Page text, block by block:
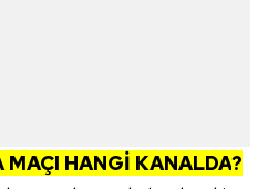
HANGİ KANALDA?